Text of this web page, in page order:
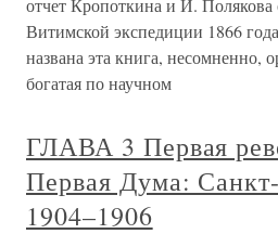
отчет Кропоткина и И.
Витимской экспедиции 1866
названа эта книга, несомненно,
богатая по научном
ГЛАВА 3 Первая
Первая Дума:
1904–1906